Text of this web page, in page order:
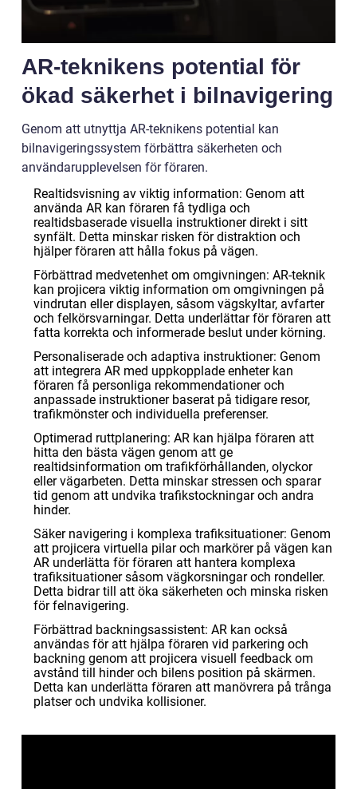
AR-teknikens potential för
ökad säkerhet i bilnavigering
Genom att utnyttja AR-teknikens potential kan
bilnavigeringssystem förbättra säkerheten och
användarupplevelsen för föraren.
Realtidsvisning av viktig information: Genom att
använda AR kan föraren få tydliga och
realtidsbaserade visuella instruktioner direkt i sitt
synfält. Detta minskar risken för distraktion och
hjälper föraren att hålla fokus på vägen.
Förbättrad medvetenhet om omgivningen: AR-teknik
kan projicera viktig information om omgivningen på
vindrutan eller displayen, såsom vägskyltar, avfarter
och felkörsvarningar. Detta underlättar för föraren att
fatta korrekta och informerade beslut under körning.
Personaliserade och adaptiva instruktioner: Genom
att integrera AR med uppkopplade enheter kan
föraren få personliga rekommendationer och
anpassade instruktioner baserat på tidigare resor,
trafikmönster och individuella preferenser.
Optimerad ruttplanering: AR kan hjälpa föraren att
hitta den bästa vägen genom att ge
realtidsinformation om trafikförhållanden, olyckor
eller vägarbeten. Detta minskar stressen och sparar
tid genom att undvika trafikstockningar och andra
hinder.
Säker navigering i komplexa trafiksituationer: Genom
att projicera virtuella pilar och markörer på vägen kan
AR underlätta för föraren att hantera komplexa
trafiksituationer såsom vägkorsningar och rondeller.
Detta bidrar till att öka säkerheten och minska risken
för felnavigering.
Förbättrad backningsassistent: AR kan också
användas för att hjälpa föraren vid parkering och
backning genom att projicera visuell feedback om
avstånd till hinder och bilens position på skärmen.
Detta kan underlätta föraren att manövrera på trånga
platser och undvika kollisioner.